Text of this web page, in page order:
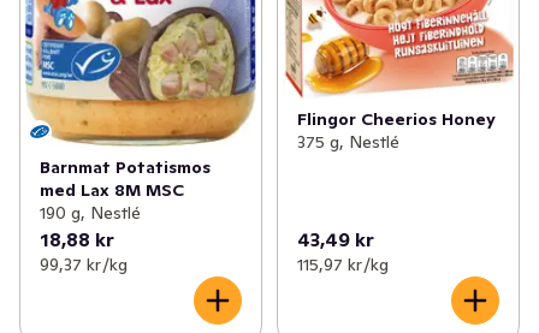
Barnmat Potatismos
med Lax 8M MSC
190 g, Nestlé
18,88 kr
99,37 kr /kg
Flingor Cheerios Honey
375 g, Nestlé
43,49 kr
115,97 kr /kg